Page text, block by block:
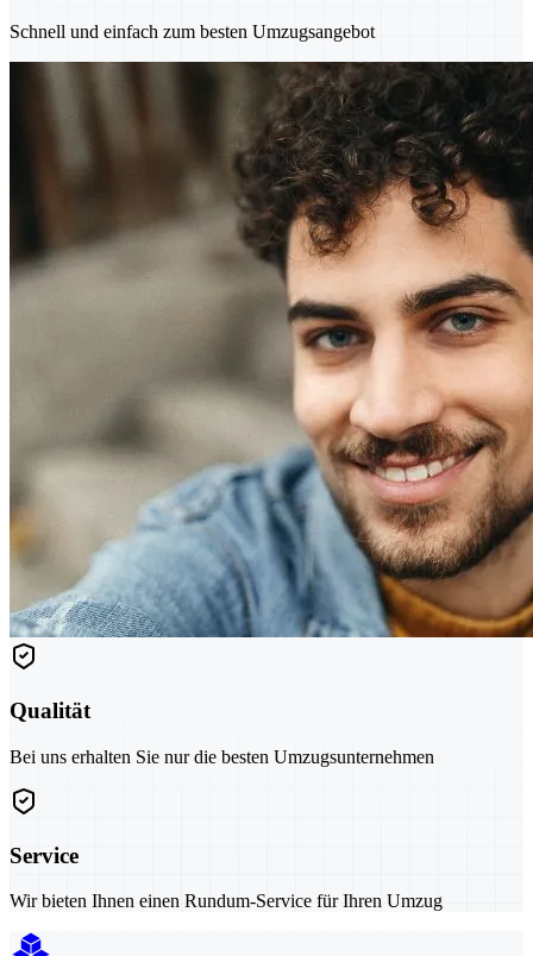
Schnell und einfach zum besten Umzugsangebot
Qualität
Bei uns erhalten Sie nur die besten Umzugsunternehmen
Service
Wir bieten Ihnen einen Rundum-Service für Ihren Umzug